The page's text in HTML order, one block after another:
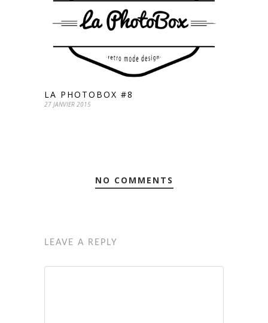
LA PHOTOBOX #8
27 JANVIER 2015
NO COMMENTS
LEAVE A REPLY